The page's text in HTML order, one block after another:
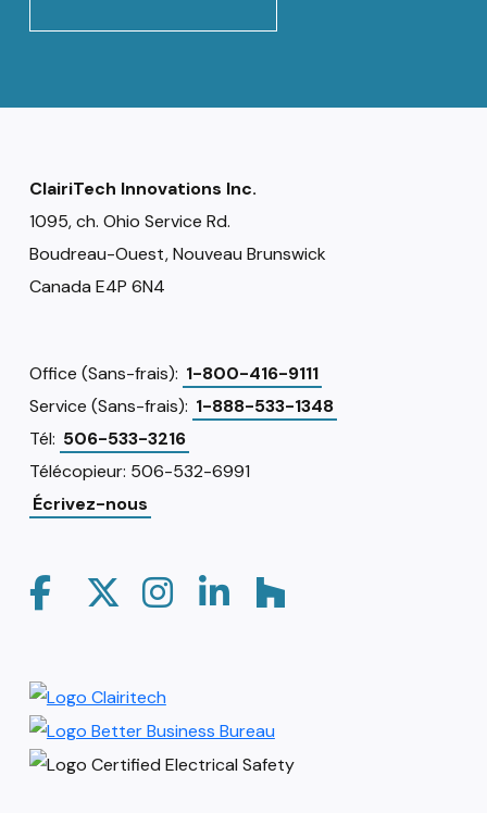
ClairiTech Innovations Inc.
1095, ch. Ohio Service Rd.
Boudreau-Ouest, Nouveau Brunswick
Canada E4P 6N4
Office (Sans-frais): 1-800-416-9111
Service (Sans-frais): 1-888-533-1348
Tél: 506-533-3216
Télécopieur: 506-532-6991
Écrivez-nous